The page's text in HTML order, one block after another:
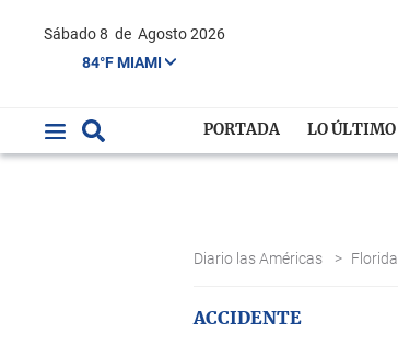
Sábado 8 de Agosto 2026
84°F MIAMI
PORTADA LO ÚLTIMO
Diario las Américas > Florida
ACCIDENTE